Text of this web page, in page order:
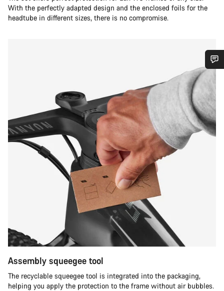
With the perfectly adapted design and the enclosed foils for the
headtube in different sizes, there is no compromise.
Assembly squeegee tool
The recyclable squeegee tool is integrated into the packaging,
helping you apply the protection to the frame without air bubbles.
Onze deskundige medewerkers helpen je graag bij al je
vragen.
Start Chat
Sluiten